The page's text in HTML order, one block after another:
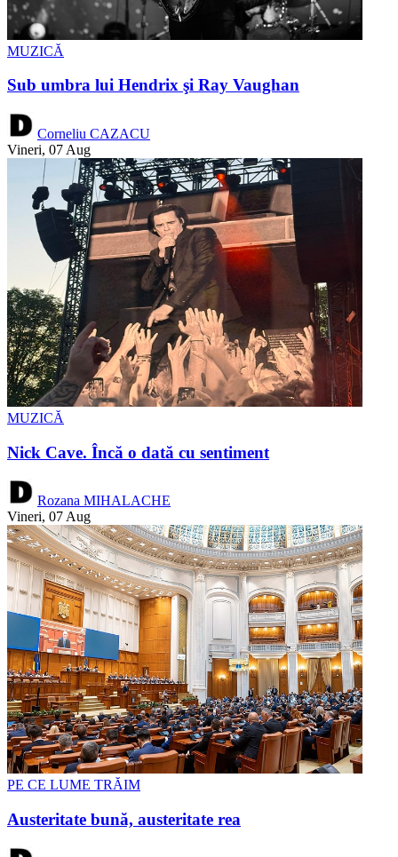
MUZICĂ
Sub umbra lui Hendrix şi Ray Vaughan
Corneliu CAZACU
Vineri, 07 Aug
MUZICĂ
Nick Cave. Încă o dată cu sentiment
Rozana MIHALACHE
Vineri, 07 Aug
PE CE LUME TRĂIM
Austeritate bună, austeritate rea